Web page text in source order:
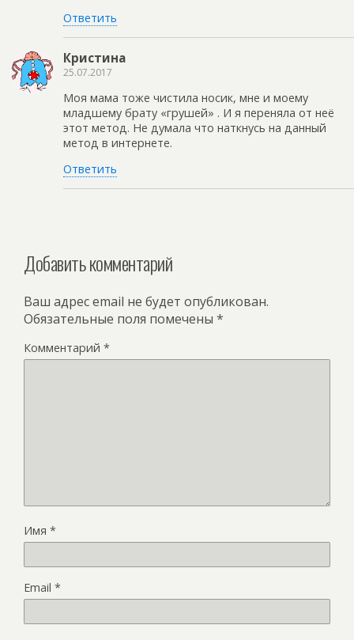
Ответить
Кристина
25.07.2017
Моя мама тоже чистила носик, мне и моему
младшему брату «грушей» . И я переняла от неё
этот метод. Не думала что наткнусь на данный
метод в интернете.
Ответить
Добавить комментарий
Ваш адрес email не будет опубликован.
Обязательные поля помечены *
Комментарий *
Имя *
Email *